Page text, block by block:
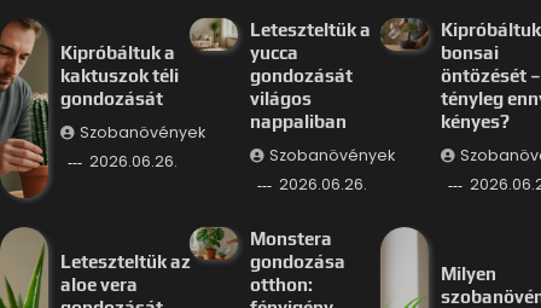
Kipróbáltuk a
kaktuszok téli
gondozását
Szobanövények
2026.06.26.
Leteszteltük a
yucca
gondozását
világos
nappaliban
Szobanövények
2026.06.26.
bonsai
öntözését –
tényleg
kényes?
Leteszteltük az
aloe vera
Monstera
gondozása
otthon:
Milyen